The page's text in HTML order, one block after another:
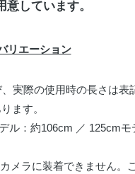
しています。
リエーション
実際の使用時の長さは表
ます。
ル：約106cm ／ 125cmモ
メラに装着できません。